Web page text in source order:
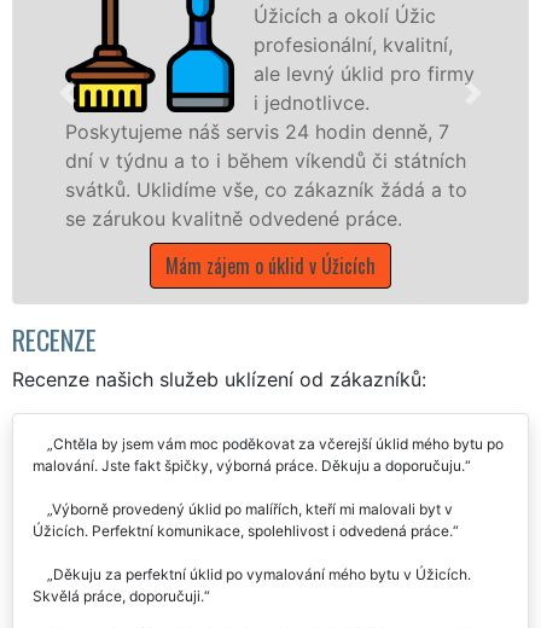
Úžicích a okolí Úžic
profesionální, kvalitní,
ale levný úklid pro firmy
i jednotlivce.
náš servis 24 hodin denně, 7
a to i během víkendů či státních
Uklidíme vše, co zákazník žádá a to
kvalitně odvedené práce.
Mám zájem o úklid v Úžicích
státní
RECENZE
Recenze našich služeb uklízení od zákazníků:
Chtěla by jsem vám moc poděkovat za včerejší úklid mého bytu po
malování. Jste fakt špičky, výborná práce. Děkuju a doporučuju.
Výborně provedený úklid po malířích, kteří mi malovali byt v
Úžicích. Perfektní komunikace, spolehlivost i odvedená práce.
Děkuju za perfektní úklid po vymalování mého bytu v Úžicích.
Skvělá práce, doporučuji.